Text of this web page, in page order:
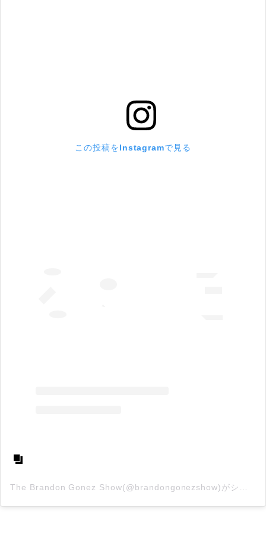
この投稿をInstagramで見る
The Brandon Gonez Show(@brandongonezshow)がシェアした投稿